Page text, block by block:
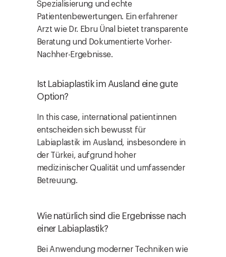
Spezialisierung und echte
Patientenbewertungen. Ein erfahrener
Arzt wie Dr. Ebru Ünal bietet transparente
Beratung und Dokumentierte Vorher-
Nachher-Ergebnisse.
Ist Labiaplastik im Ausland eine gute
Option?
In this case, international patientinnen
entscheiden sich bewusst für
Labiaplastik im Ausland, insbesondere in
der Türkei, aufgrund hoher
medizinischer Qualität und umfassender
Betreuung.
Wie natürlich sind die Ergebnisse nach
einer Labiaplastik?
Bei Anwendung moderner Techniken wie